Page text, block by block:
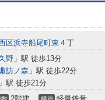
区浜寺船尾町東 ４丁
野 」駅 徒歩13分
訪ノ森 」駅 徒歩22分
」駅 徒歩21分